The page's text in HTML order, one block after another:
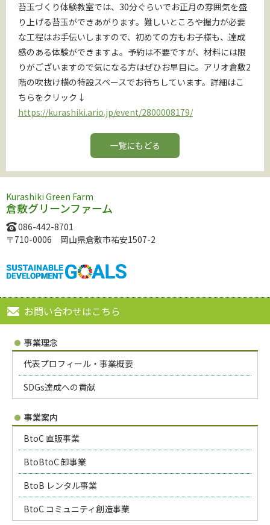
苔玉づくり体験教室では、30分ぐらいでお正月の雰囲気を盛
り上げる苔玉ができあがります。難しいところや握力が必要
な工程はお手伝いしますので、初めての方もお子様も、達成
感のある体験ができますよ。予約は不要ですが、材料には限
りがございますので気になる方はぜひお早目に。アリオ倉敷2
階の吹抜け横の特設スペースでお待ちしています。詳細はこ
ちらをクリック↓
https://kurashiki.ario.jp/event/2800008179/
一覧にもどる
Kurashiki Green Farm
倉敷グリーンファーム
086-442-8701
〒710-0006 岡山県倉敷市祐安1507-2
お問い合わせはこちら
事業理念
代表プロフィール・事業概要
SDGs達成への貢献
事業案内
BtoC 直販事業
BtoBtoC 卸事業
BtoB レンタル事業
BtoC コミュニティ創造事業